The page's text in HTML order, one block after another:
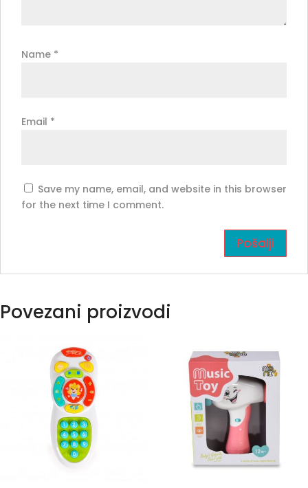
Name *
Email *
Save my name, email, and website in this browser
for the next time I comment.
Povezani proizvodi